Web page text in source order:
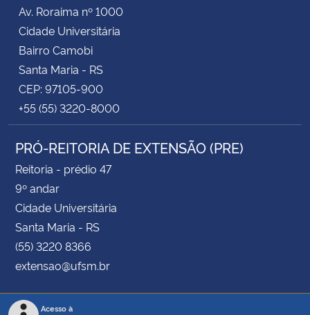
Av. Roraima nº 1000
Cidade Universitária
Bairro Camobi
Santa Maria - RS
CEP: 97105-900
+55 (55) 3220-8000
PRÓ-REITORIA DE EXTENSÃO (PRE)
Reitoria - prédio 47
9º andar
Cidade Universitária
Santa Maria - RS
(55) 3220 8366
extensao@ufsm.br
Acesso à